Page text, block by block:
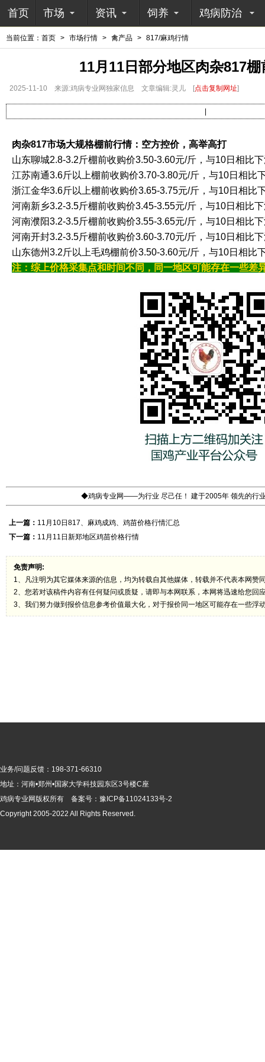
首页 市场 资讯 饲养 鸡病防治
当前位置： 首页 > 市场行情 > 禽产品 > 817/麻鸡行情
11月11日部分地区肉杂817
2025-11-10 来源:鸡病专业网独家信息 文章编辑:灵儿 [点击复制网址]
肉杂817市场大规格棚前行情：空方控价，高举高打
山东聊城2.8-3.2斤棚前收购价3.50-3.60元/斤，与10日相比
江苏南通3.6斤以上棚前收购价3.70-3.80元/斤，与10日相比
浙江金华3.6斤以上棚前收购价3.65-3.75元/斤，与10日相比
河南新乡3.2-3.5斤棚前收购价3.45-3.55元/斤，与10日相比
河南濮阳3.2-3.5斤棚前收购价3.55-3.65元/斤，与10日相比
河南开封3.2-3.5斤棚前收购价3.60-3.70元/斤，与10日相比
山东德州3.2斤以上毛鸡棚前价3.50-3.60元/斤，与10日相比
注：综上价格采集点和时间不同，同一地区可能存在一些差
◆鸡病专业网——为行业 尽己任！ 建于2005年 领先的行
上一篇： 11月10日817、麻鸡成鸡、鸡苗价格行情汇总
下一篇： 11月11日新郑地区鸡苗价格行情
免责声明:
1、凡注明为其它媒体来源的信息，均为转载自其他媒体，转载并不代表本网赞
2、您若对该稿件内容有任何疑问或质疑，请即与本网联系，本网将迅速给您回
3、我们努力做到报价信息参考价值最大化，对于报价同一地区可能存在一些浮
业务/问题反馈：198-371-66310
地址：河南•郑州•国家大学科技园东区3号楼C座
鸡病专业网版权所有 备案号： 豫ICP备11024133号-2
Copyright 2005-2022 All Rights Reserved.